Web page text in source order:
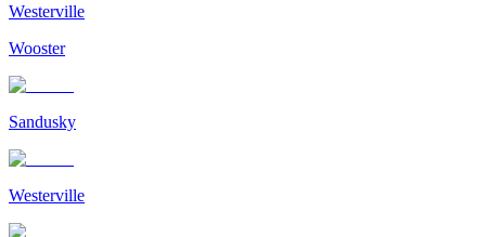
Westerville
Wooster
Sandusky
Westerville